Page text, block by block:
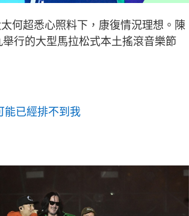
何超悉心照料下，康復情況理想。陳
行的大型馬拉松式本土搖滾音樂節
能已經排不到我